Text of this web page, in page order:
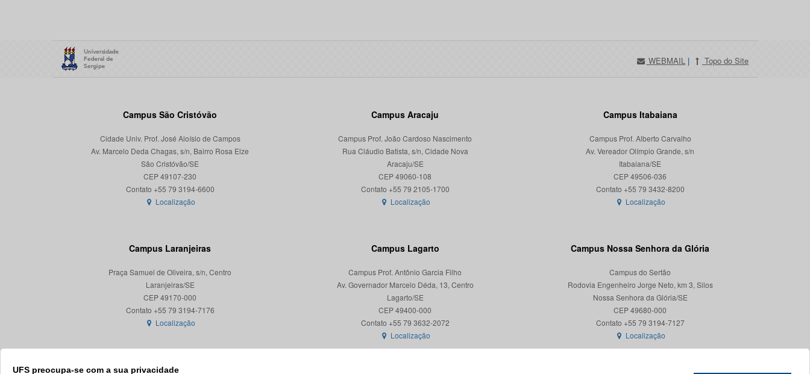
UFS preocupa-se com a sua privacidade
WEBMAIL | Topo do Site
Campus São Cristóvão
Cidade Univ. Prof. José Aloísio de Campos
Av. Marcelo Deda Chagas, s/n, Bairro Rosa Elze
São Cristóvão/SE
CEP 49107-230
Localização
Campus Aracaju
Campus Prof. João Cardoso Nascimento
Rua Cláudio Batista, s/n, Cidade Nova
Aracaju/SE
CEP 49060-108
Localização
Campus Itabaiana
Campus Prof. Alberto Carvalho
Av. Vereador Olímpio Grande, s/n
Itabaiana/SE
CEP 49506-036
Localização
Campus Laranjeiras
Praça Samuel de Oliveira, s/n, Centro
Laranjeiras/SE
CEP 49170-000
Localização
Campus Lagarto
Campus Prof. Antônio Garcia Filho
Av. Governador Marcelo Déda, 13, Centro
Lagarto/SE
CEP 49400-000
Localização
Campus Nossa Senhora da Glória
Campus do Sertão
Rodovia Engenheiro Jorge Neto, km 3, Silos
Nossa Senhora da Glória/SE
CEP 49680-000
Contato +55 79 3194-7127
Localização